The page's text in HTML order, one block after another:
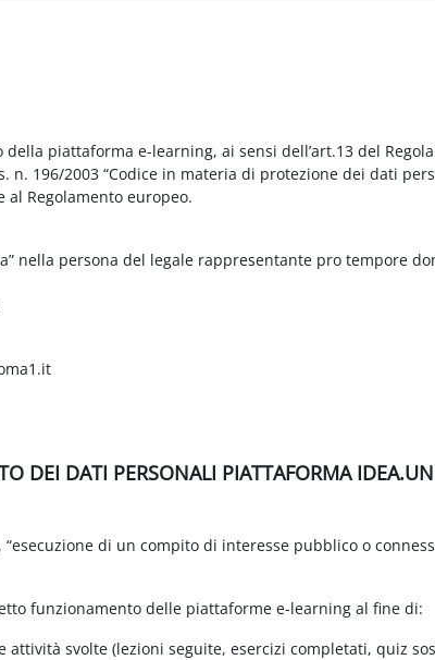
piattaforma e-learning, ai sensi dell’art.13 del
n. 196/2003 “Codice in materia di protezione dei dati
Regolamento europeo.
nella persona del legale rappresentante pro tempore
DEI DATI PERSONALI PIATTAFORMA
“esecuzione di un compito di interesse pubblico o
funzionamento delle piattaforme e-learning al fine di:
attività svolte (lezioni seguite, esercizi completati, quiz